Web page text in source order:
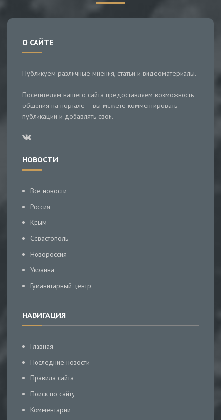
О САЙТЕ
Публикуем различные мнения, статьи и видеоматериалы.
Посетителям нашего сайта предоставляем возможность
общения на портале – вы можете комментировать
публикации и добавлять свои.
НОВОСТИ
Все новости
Россия
Крым
Севастополь
Новороссия
Украина
Гуманитарный центр
НАВИГАЦИЯ
Главная
Последние новости
Правила сайта
Поиск по сайту
Комментарии